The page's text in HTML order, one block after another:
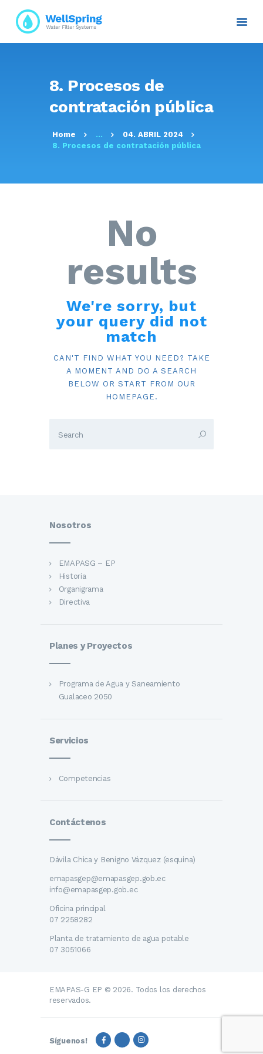
8. Procesos de
contratación pública
Home ...
04. ABRIL 2024
8. Procesos de contratación pública
INICIO
NOSOTROS
PLANES Y PROYECTOS
SERVICIOS
ATENCIÓN AL CLIENTE
No
results
We're sorry, but
your query did not
match
CAN'T FIND WHAT YOU NEED? TAKE
A MOMENT AND DO A SEARCH
BELOW OR START FROM OUR
HOMEPAGE .
Nosotros
EMAPASG – EP
Historia
Organigrama
Directiva
Planes y Proyectos
Programa de Agua y Saneamiento
Gualaceo 2050
Servicios
Competencias
Contáctenos
Dávila Chica y Benigno Vázquez (esquina)
emapasgep@emapasgep.gob.ec
info@emapasgep.gob.ec
Oficina principal
07 2258282
Planta de tratamiento de agua potable
07 3051066
EMAPAS-G EP © 2026. Todos los derechos
reservados.
Síguenos!